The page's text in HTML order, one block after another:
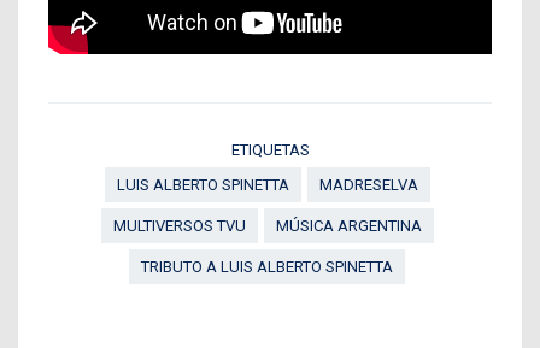
ETIQUETAS
LUIS ALBERTO SPINETTA
MADRESELVA
MULTIVERSOS TVU MÚSICA ARGENTINA
TRIBUTO A LUIS ALBERTO SPINETTA